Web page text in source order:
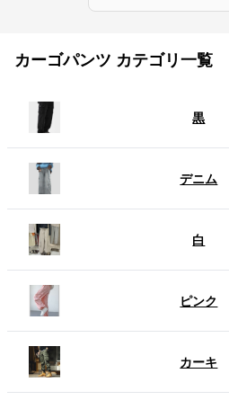
カーゴパンツ カテゴリ一覧
黒
デニム
白
ピンク
カーキ